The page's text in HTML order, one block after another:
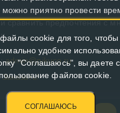
приятно провести
сравнить предпочтения с
admin@pikuco.ru
Заказать!
cookie для того, чтобы
удобное
"Соглашаюсь", вы даете
файлов cookie.
СОГЛАШАЮСЬ